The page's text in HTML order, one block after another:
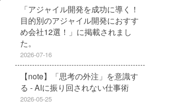
「アジャイル開発を成功に導く！
目的別のアジャイル開発におすす
め会社12選！」に掲載されまし
た。
2026-07-16
【note】「思考の外注」を意識す
る - AIに振り回されない仕事術
2026-05-25